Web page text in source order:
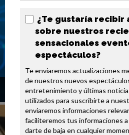
PINTOR DE REALIDAD VIRTUAL
¿Te gustaría recibir
sobre nuestros
sensacionales
espectáculos?
Te enviaremos actualizaciones
de nuestros nuevos
entretenimiento y últimas
utilizados para suscribirte a
enviaremos informaciones
faciliteremos tus informaciones
darte de baja en cualquier